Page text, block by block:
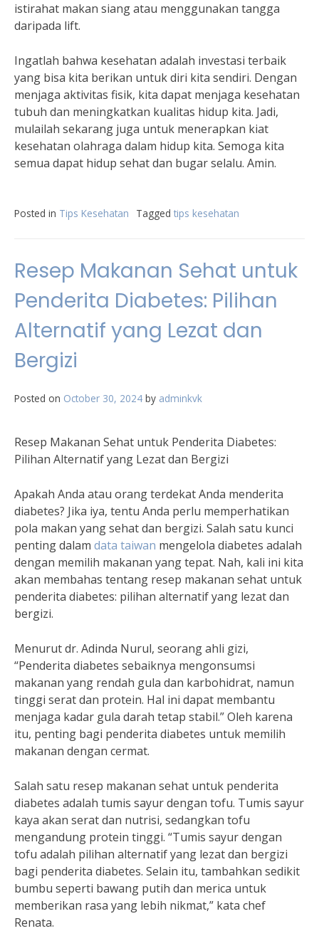
istirahat makan siang atau menggunakan tangga
daripada lift.
Ingatlah bahwa kesehatan adalah investasi terbaik
yang bisa kita berikan untuk diri kita sendiri. Dengan
menjaga aktivitas fisik, kita dapat menjaga kesehatan
tubuh dan meningkatkan kualitas hidup kita. Jadi,
mulailah sekarang juga untuk menerapkan kiat
kesehatan olahraga dalam hidup kita. Semoga kita
semua dapat hidup sehat dan bugar selalu. Amin.
Posted in Tips Kesehatan Tagged tips kesehatan
Resep Makanan Sehat untuk
Penderita Diabetes: Pilihan
Alternatif yang Lezat dan
Bergizi
Posted on October 30, 2024 by adminkvk
Resep Makanan Sehat untuk Penderita Diabetes:
Pilihan Alternatif yang Lezat dan Bergizi
Apakah Anda atau orang terdekat Anda menderita
diabetes? Jika iya, tentu Anda perlu memperhatikan
pola makan yang sehat dan bergizi. Salah satu kunci
penting dalam data taiwan mengelola diabetes adalah
dengan memilih makanan yang tepat. Nah, kali ini kita
akan membahas tentang resep makanan sehat untuk
penderita diabetes: pilihan alternatif yang lezat dan
bergizi.
Menurut dr. Adinda Nurul, seorang ahli gizi,
“Penderita diabetes sebaiknya mengonsumsi
makanan yang rendah gula dan karbohidrat, namun
tinggi serat dan protein. Hal ini dapat membantu
menjaga kadar gula darah tetap stabil.” Oleh karena
itu, penting bagi penderita diabetes untuk memilih
makanan dengan cermat.
Salah satu resep makanan sehat untuk penderita
diabetes adalah tumis sayur dengan tofu. Tumis sayur
kaya akan serat dan nutrisi, sedangkan tofu
mengandung protein tinggi. “Tumis sayur dengan
tofu adalah pilihan alternatif yang lezat dan bergizi
bagi penderita diabetes. Selain itu, tambahkan sedikit
bumbu seperti bawang putih dan merica untuk
memberikan rasa yang lebih nikmat,” kata chef
Renata.